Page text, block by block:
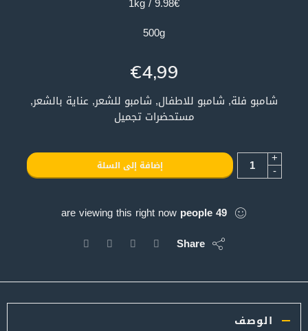
500g
€4,99
شامبو فلة, شامبو للاطفال, شامبو للشعر, عناية بالشعر,
مستحضرات تجميل
+
- إضافة إلى السلة
49
people
are viewing this right now
Share
الوصف